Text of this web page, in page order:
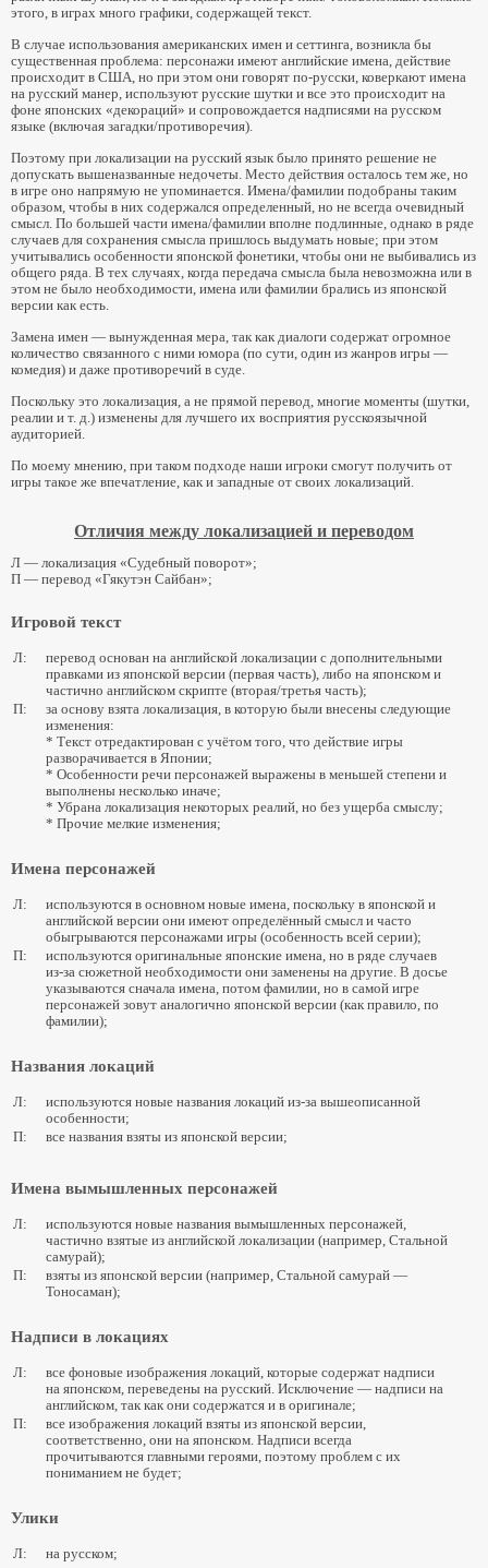
этого, в играх много графики, содержащей текст.
В случае использования американских имен и сеттинга, возникла бы
существенная проблема: персонажи имеют английские имена, действие
происходит в США, но при этом они говорят по-русски, коверкают имена
на русский манер, используют русские шутки и все это происходит на
фоне японских «декораций» и сопровождается надписями на русском
языке (включая загадки/противоречия).
Поэтому при локализации на русский язык было принято решение не
допускать вышеназванные недочеты. Место действия осталось тем же, но
в игре оно напрямую не упоминается. Имена/фамилии подобраны таким
образом, чтобы в них содержался определенный, но не всегда очевидный
смысл. По большей части имена/фамилии вполне подлинные, однако в ряде
случаев для сохранения смысла пришлось выдумать новые; при этом
учитывались особенности японской фонетики, чтобы они не выбивались из
общего ряда. В тех случаях, когда передача смысла была невозможна или в
этом не было необходимости, имена или фамилии брались из японской
версии как есть.
Замена имен — вынужденная мера, так как диалоги содержат огромное
количество связанного с ними юмора (по сути, один из жанров игры —
комедия) и даже противоречий в суде.
Поскольку это локализация, а не прямой перевод, многие моменты (шутки,
реалии и т. д.) изменены для лучшего их восприятия русскоязычной
аудиторией.
По моему мнению, при таком подходе наши игроки смогут получить от
игры такое же впечатление, как и западные от своих локализаций.
Отличия между локализацией и переводом
Л — локализация «Судебный поворот»;
П — перевод «Гякутэн Сайбан»;
Игровой текст
Л:
перевод основан на английской локализации с дополнительными
правками из японской версии (первая часть), либо на японском и
частично английском скрипте (вторая/третья часть);
П:
за основу взята локализация, в которую были внесены следующие
изменения:
* Текст отредактирован с учётом того, что действие игры
разворачивается в Японии;
* Особенности речи персонажей выражены в меньшей степени и
выполнены несколько иначе;
* Убрана локализация некоторых реалий, но без ущерба смыслу;
* Прочие мелкие изменения;
Имена персонажей
Л:
используются в основном новые имена, поскольку в японской и
английской версии они имеют определённый смысл и часто
обыгрываются персонажами игры (особенность всей серии);
П:
используются оригинальные японские имена, но в ряде случаев
из-за сюжетной необходимости они заменены на другие. В досье
указываются сначала имена, потом фамилии, но в самой игре
персонажей зовут аналогично японской версии (как правило, по
фамилии);
Названия локаций
Л:
используются новые названия локаций из-за вышеописанной
особенности;
П:
все названия взяты из японской версии;
Имена вымышленных персонажей
Л:
используются новые названия вымышленных персонажей,
частично взятые из английской локализации (например, Стальной
самурай);
П:
взяты из японской версии (например, Стальной самурай —
Тоносаман);
Надписи в локациях
Л:
все фоновые изображения локаций, которые содержат надписи
на японском, переведены на русский. Исключение — надписи на
английском, так как они содержатся и в оригинале;
П:
все изображения локаций взяты из японской версии,
соответственно, они на японском. Надписи всегда
прочитываются главными героями, поэтому проблем с их
пониманием не будет;
Улики
Л:
на русском;